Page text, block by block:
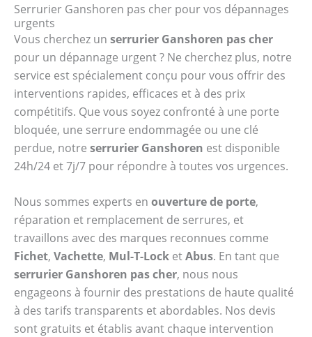
Serrurier Ganshoren pas cher pour vos dépannages
urgents
Vous cherchez un serrurier Ganshoren pas cher
pour un dépannage urgent ? Ne cherchez plus, notre
service est spécialement conçu pour vous offrir des
interventions rapides, efficaces et à des prix
compétitifs. Que vous soyez confronté à une porte
bloquée, une serrure endommagée ou une clé
perdue, notre serrurier Ganshoren est disponible
24h/24 et 7j/7 pour répondre à toutes vos urgences.
Nous sommes experts en ouverture de porte,
réparation et remplacement de serrures, et
travaillons avec des marques reconnues comme
Fichet, Vachette, Mul-T-Lock etAbus. En tant que
serrurier Ganshoren pas cher, nous nous
engageons à fournir des prestations de haute qualité
à des tarifs transparents et abordables. Nos devis
sont gratuits et établis avant chaque intervention